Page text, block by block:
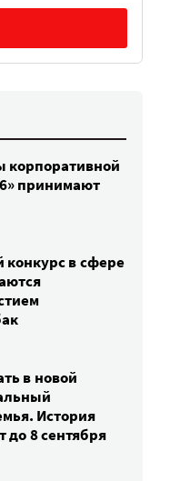
корпоративной
принимают
конкурс в сфере
в новой
История
до 8 сентября